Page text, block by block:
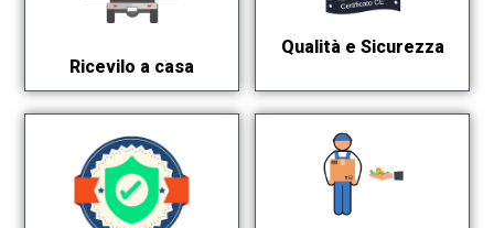
Ricevilo a casa
Qualità e Sicurezza